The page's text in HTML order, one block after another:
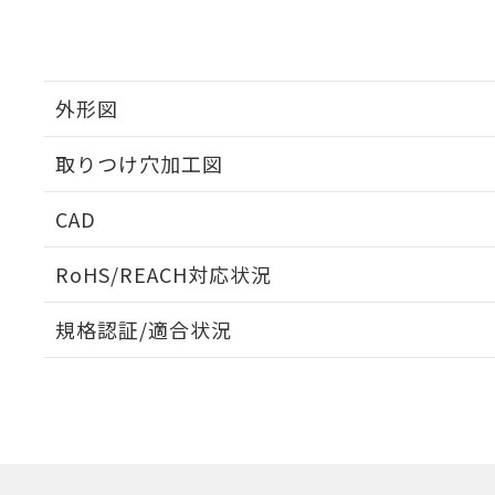
外形図
取りつけ穴加工図
CAD
RoHS/REACH対応状況
EU RoHS 注意事項・凡例
規格認証/適合状況